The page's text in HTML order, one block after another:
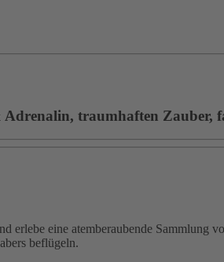
traumhaften Zauber,
erlebe eine atemberaubende
beflügeln.